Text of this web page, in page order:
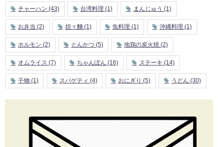
チャーハン (43) 台湾料理 (1) まんじゅう (1)
お弁当 (2) 担々麵 (1) 魚料理 (1) 沖縄料理 (1)
ホルモン (2) とんかつ (5) 地鶏の炭火焼 (2)
オムライス (7) ちゃんぽん (16) ステーキ (14)
干物 (1) スパゲティ (4) おにぎり (5) うどん (30)